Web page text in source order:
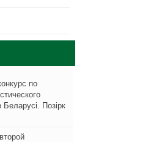
по
Беларусi. Позiрк